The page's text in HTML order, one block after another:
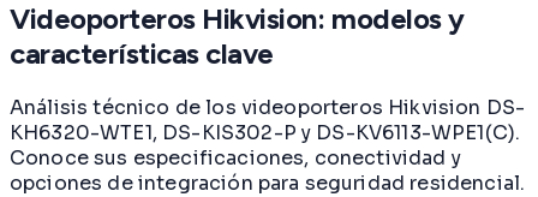
Videoporteros Hikvision: modelos y
características clave
Análisis técnico de los videoporteros Hikvision DS-
KH6320-WTE1, DS-KIS302-P y DS-KV6113-WPE1(C).
Conoce sus especificaciones, conectividad y
opciones de integración para seguridad residencial.